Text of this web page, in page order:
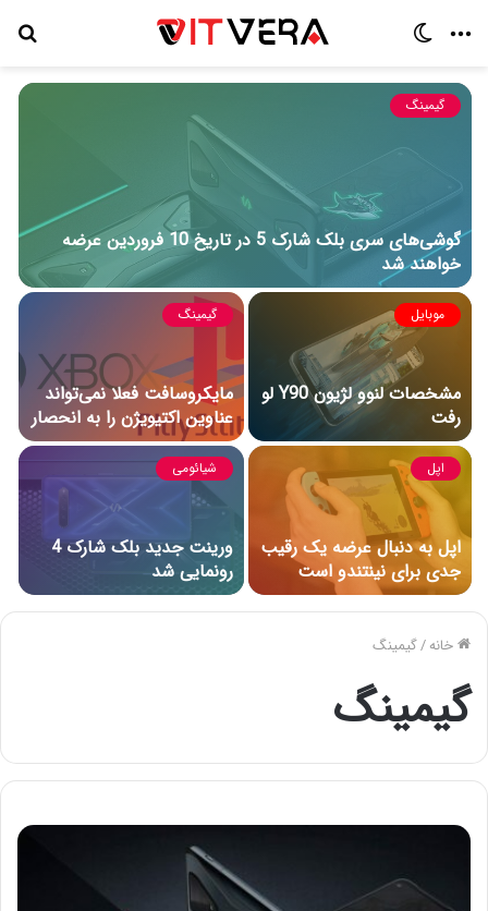
منو
گیمینگ
گوشی‌های سری بلک شارک 5 در تاریخ 10 فروردین عرضه
خواهند شد
موبایل
مشخصات لنوو لژیون Y90 لو
رفت
گیمینگ
مایکروسافت فعلا نمی‌تواند
عناوین اکتیویژن را به انحصار
خورد در بیاورد
اپل
اپل به دنبال عرضه یک رقیب
جدی برای نینتندو است
شیائومی
ورینت جدید بلک شارک 4
رونمایی شد
خانه/گیمینگ
گیمینگ